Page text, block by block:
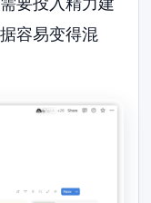
容易变得混